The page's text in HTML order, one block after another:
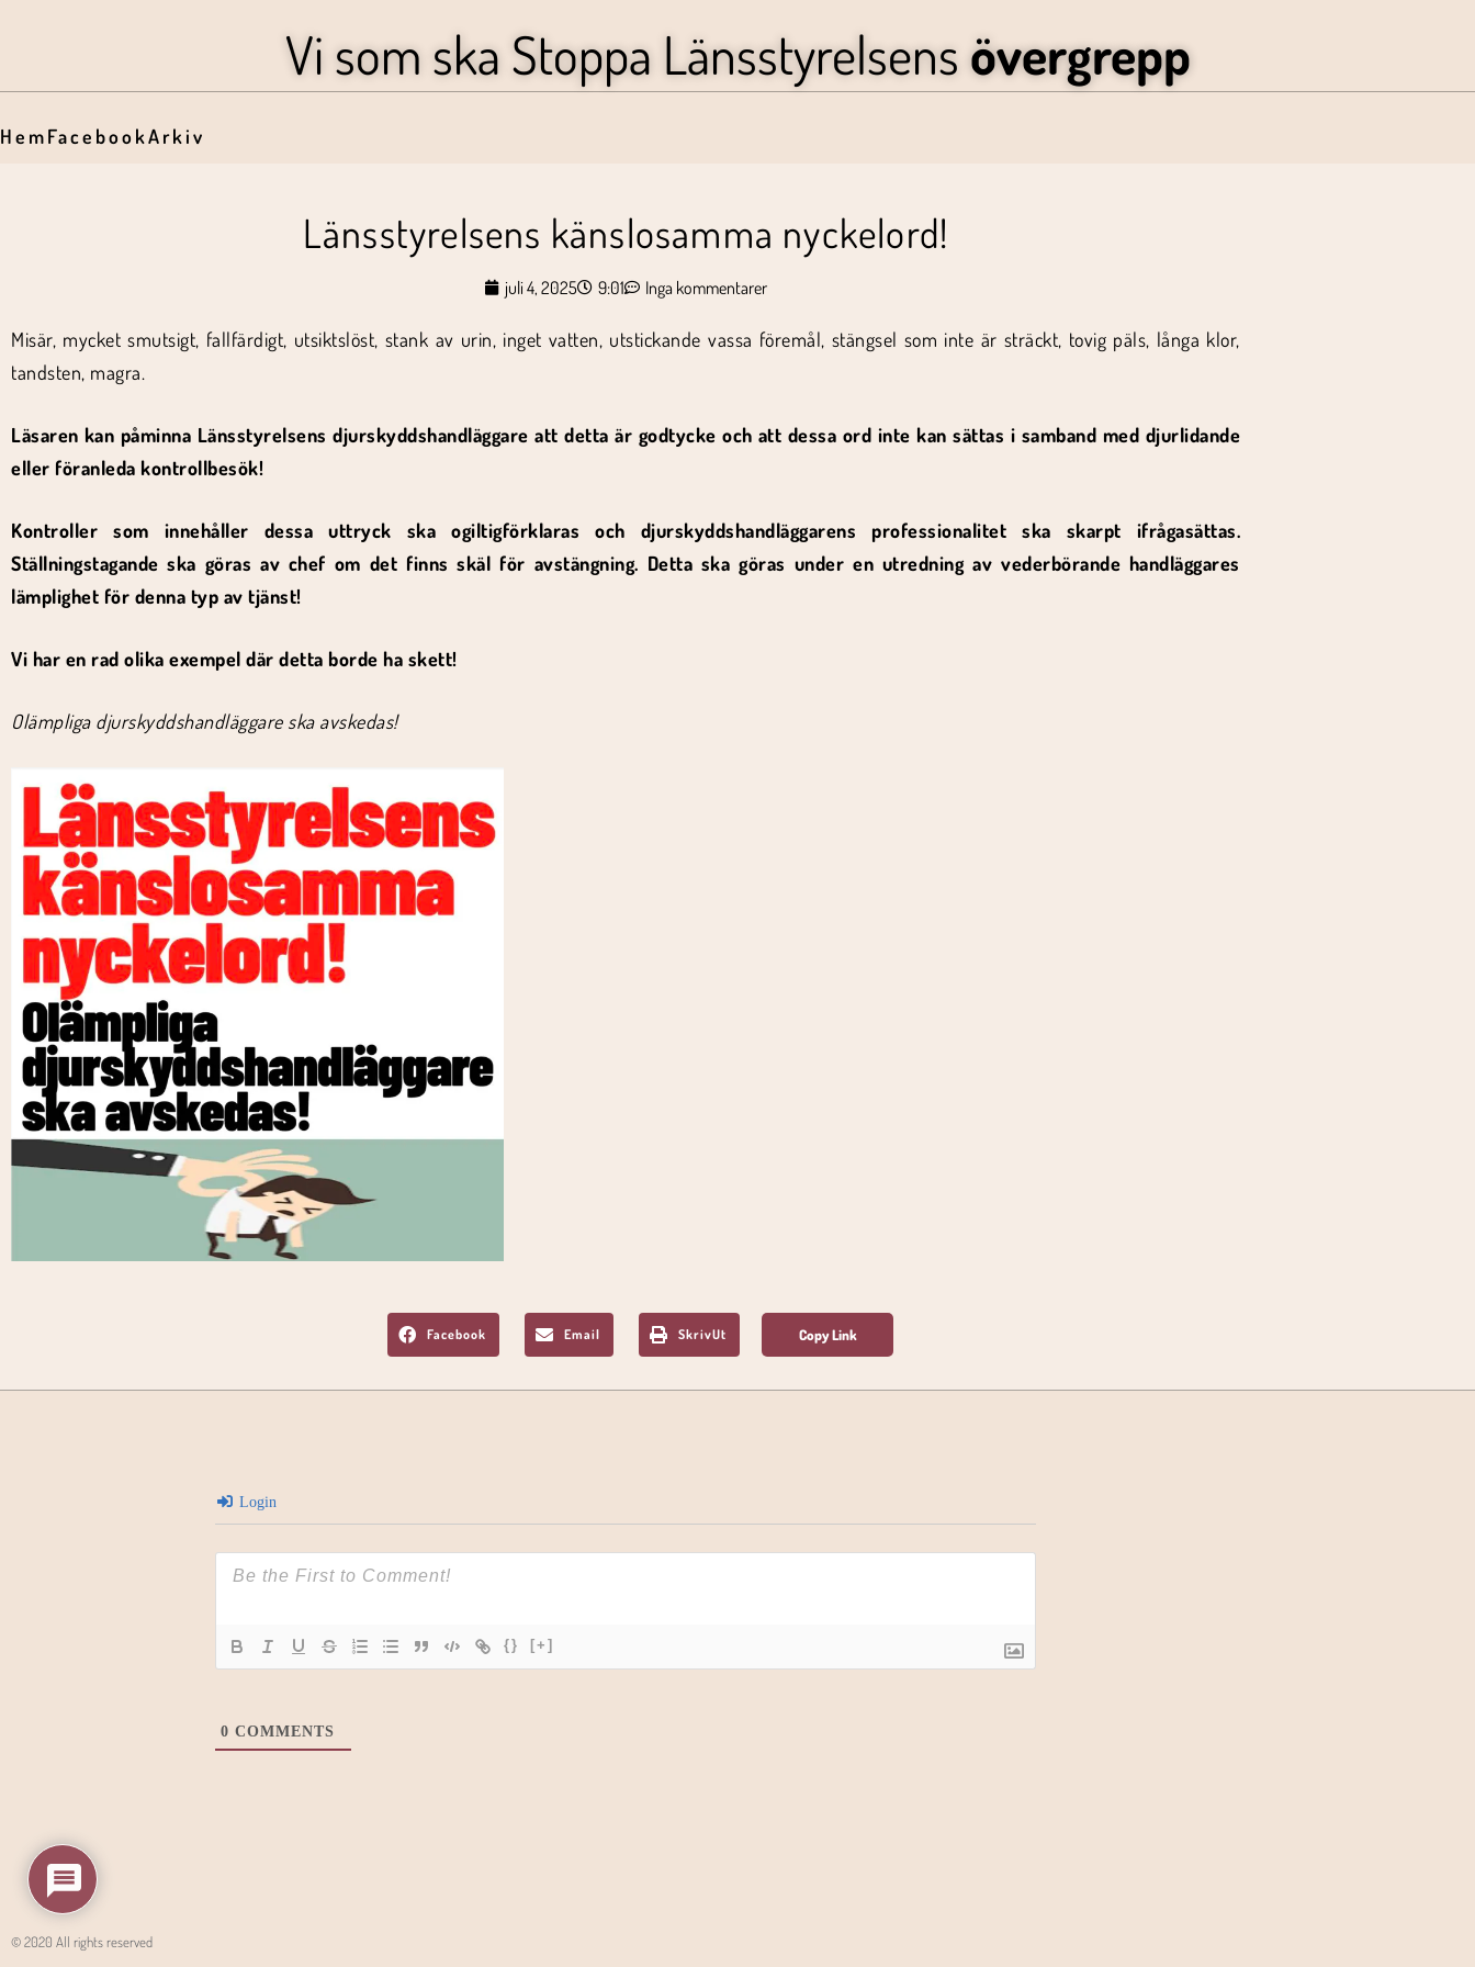
Vi som ska Stoppa Länsstyrelsens övergrepp
HemFacebookArkiv
Länsstyrelsens känslosamma nyckelord!
juli 4, 2025 9:01 Inga kommentarer
Misär, mycket smutsigt, fallfärdigt, utsiktslöst, stank av urin, inget vatten, utstickande vassa föremål, stängsel som inte är sträckt, tovig päls, långa klor,
tandsten, magra.
Läsaren kan påminna Länsstyrelsens djurskyddshandläggare att detta är godtycke och att dessa ord inte kan sättas i samband med djurlidande
eller föranleda kontrollbesök!
Kontroller som innehåller dessa uttryck ska ogiltigförklaras och djurskyddshandläggarens professionalitet ska skarpt ifrågasättas.
Ställningstagande ska göras av chef om det finns skäl för avstängning. Detta ska göras under en utredning av vederbörande handläggares
lämplighet för denna typ av tjänst!
Vi har en rad olika exempel där detta borde ha skett!
Olämpliga djurskyddshandläggare ska avskedas!
Facebook Email SkrivUt
Login
{} [+]
0 COMMENTS
© 2020 All rights reserved